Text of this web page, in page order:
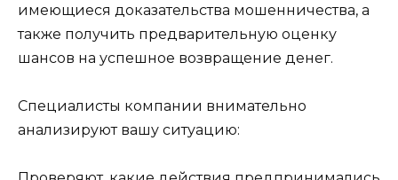
имеющиеся доказательства мошенничества, а
также получить предварительную оценку
шансов на успешное возвращение денег.
Специалисты компании внимательно
анализируют вашу ситуацию: